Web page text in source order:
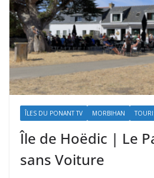
ÎLES DU PONANT TV MORBIHAN
Île de Hoëdic | Le
sans Voiture